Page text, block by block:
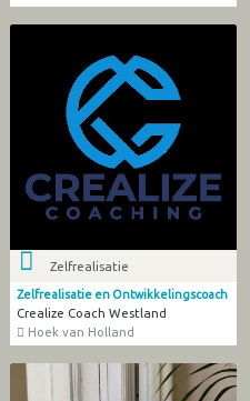
Zelfrealisatie
Zelfrealisatie en Ontwikkelingscoach
Crealize Coach Westland
Hoek van Holland